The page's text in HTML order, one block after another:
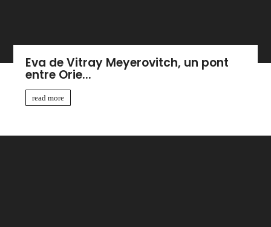
Eva de Vitray Meyerovitch, un pont
entre Orie...
read more